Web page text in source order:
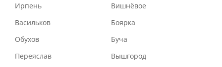
Ирпень
Вишнёвое
Васильков
Боярка
Обухов
Буча
Переяслав
Вышгород